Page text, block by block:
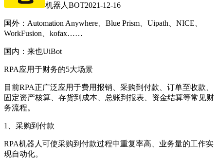
机器人BOT2021-12-16
国外：Automation Anywhere、Blue Prism、Uipath、NICE、
WorkFusion、kofax……
国内：来也UiBot
RPA应用于财务的5大场景
目前RPA正广泛应用于费用报销、采购到付款、订单至收款、
固定资产核算、存货到成本、总账到报表、资金结算等常见财
务流程。
1、采购到付款
RPA机器人可使采购到付款过程中重复率高、业务量的工作实
现自动化。